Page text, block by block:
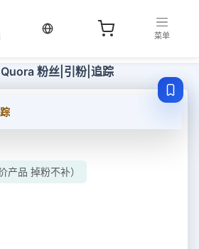
当前语言：中文
菜单
Quora 粉丝|引粉|追踪
产品 掉粉不补）